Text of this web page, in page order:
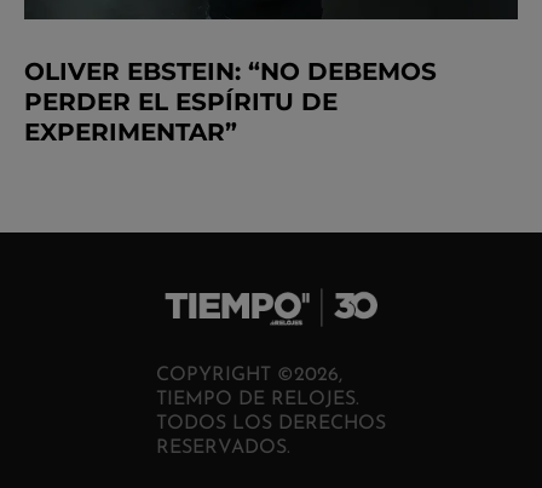
OLIVER EBSTEIN: “NO DEBEMOS
PERDER EL ESPÍRITU DE
EXPERIMENTAR”
COPYRIGHT ©2026,
TIEMPO DE RELOJES.
TODOS LOS DERECHOS
RESERVADOS.